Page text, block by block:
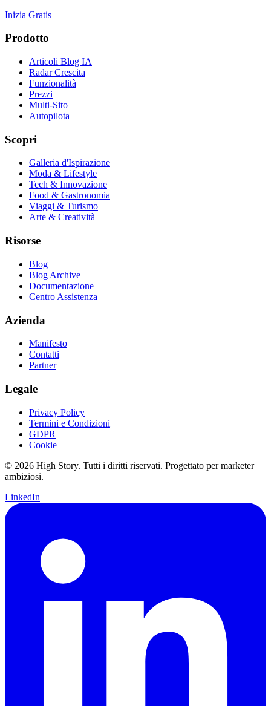
Inizia Gratis
Prodotto
Articoli Blog IA
Radar Crescita
Funzionalità
Prezzi
Multi-Sito
Autopilota
Scopri
Galleria d'Ispirazione
Moda & Lifestyle
Tech & Innovazione
Food & Gastronomia
Viaggi & Turismo
Arte & Creatività
Risorse
Blog
Blog Archive
Documentazione
Centro Assistenza
Azienda
Manifesto
Contatti
Partner
Legale
Privacy Policy
Termini e Condizioni
GDPR
Cookie
© 2026 High Story. Tutti i diritti riservati. Progettato per marketer
ambiziosi.
LinkedIn